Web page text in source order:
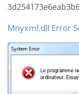
Mnyxml.dll Error